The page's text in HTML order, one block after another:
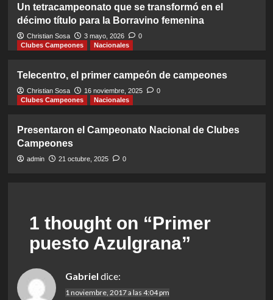
Un tetracampeonato que se transformó en el
décimo título para la Borravino femenina
Christian Sosa 3 mayo, 2026
0
Clubes Campeones
Nacionales
Telecentro, el primer campeón de campeones
Christian Sosa 16 noviembre, 2025
0
Clubes Campeones
Nacionales
Presentaron el Campeonato Nacional de Clubes
Campeones
admin 21 octubre, 2025 0
1 thought on “Primer
puesto Azulgrana”
Gabriel dice:
1 noviembre, 2017 a las 4:04 pm